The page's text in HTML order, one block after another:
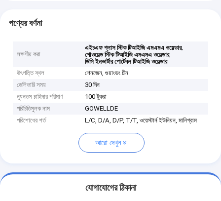
পণ্যের বর্ণনা
লক্ষণীয় করা
এইচএফ প্লাস স্টিক টিআইজি এমএমএ ওয়েল্ডার,
গোওয়েল্ড স্টিক টিআইজি এমএমএ ওয়েল্ডার,
ডিসি ইনভার্টার পোর্টেবল টিআইজি ওয়েল্ডার
উৎপত্তি স্থল
শেনজেন, গুয়াংডং চীন
ডেলিভারি সময়
30 দিন
ন্যূনতম চাহিদার পরিমাণ
100 টুকরা
পরিচিতিমুলক নাম
GOWELLDE
পরিশোধের শর্ত
L/C, D/A, D/P, T/T, ওয়েস্টার্ন ইউনিয়ন, মানিগ্রাম
আরো দেখুন
যোগাযোগের ঠিকানা